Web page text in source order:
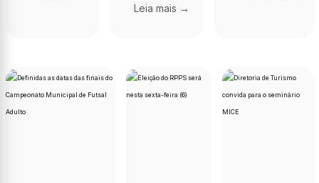
Leia mais →